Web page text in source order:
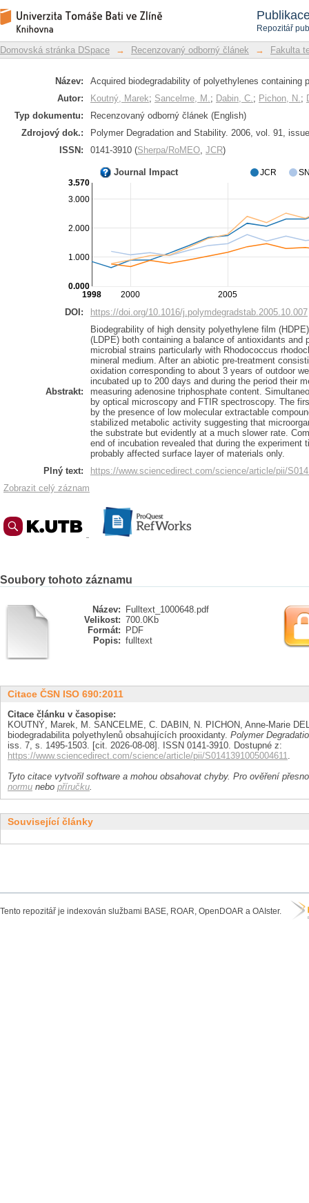
Repozitář
Získaná biodegradabilita
Repozitář DSpace/Manakin
Domovská stránka DSpace → Recenzovaný odborný článek → Fakulta
Název:
Acquired biodegradability of polyethylenes containing
Autor:
Koutný, Marek; Sancelme, M.; Dabin, C.; Pichon, N.;
Typ dokumentu:
Recenzovaný odborný článek (English)
Zdrojový dok.:
Polymer Degradation and Stability. 2006, vol. 91,
ISSN:
0141-3910 (Sherpa/RoMEO, JCR)
Journal Impact
2000 2005
1998
1.000
2.000
3.000
0.000
3.570
JCR
DOI: https://doi.org/10.1016/j.polymdegradstab.2005.10.007
Abstrakt:
Biodegrability of high density polyethylene film
(LDPE) both containing a balance of antioxidants and
microbial strains particularly with Rhodococcus
mineral medium. After an abiotic pre-treatment
oxidation corresponding to about 3 years of outdoor
incubated up to 200 days and during the period their
measuring adenosine triphosphate content.
by optical microscopy and FTIR spectroscopy. The
by the presence of low molecular extractable
stabilized metabolic activity suggesting that
the substrate but evidently at a much slower rate.
end of incubation revealed that during the experiment
probably affected surface layer of materials only.
Plný text:
https://www.sciencedirect.com/science/article/pii/
Zobrazit celý záznam
Soubory tohoto záznamu
Název:
Fulltext_1000648.pdf
Velikost: 700.0Kb
Formát:
PDF
Popis: fulltext
Citace ČSN ISO 690:2011
Citace článku v časopise:
KOUTNÝ, Marek, M. SANCELME, C. DABIN, N. PICHON, Anne-Marie
biodegradabilita polyethylenů obsahujících prooxidanty. Polymer
iss. 7, s. 1495-1503. [cit. 2026-08-08]. ISSN 0141-3910. Dostupné z:
https://www.sciencedirect.com/science/article/pii/S0141391005004611.
Tyto citace vytvořil software a mohou obsahovat chyby. Pro ověření
normu nebo příručku.
Související články
Tento repozitář je indexován službami BASE, ROAR, OpenDOAR a OAIster.